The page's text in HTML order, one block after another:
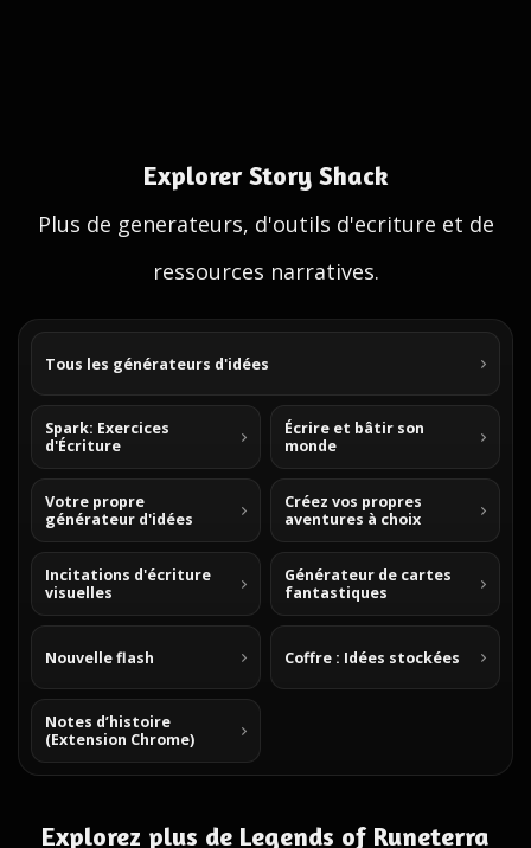
Explorer Story Shack
Plus de generateurs, d'outils d'ecriture et de
ressources narratives.
Tous les générateurs d'idées
Spark: Exercices
d'Écriture
Écrire et bâtir son
monde
Votre propre
générateur d'idées
Créez vos propres
aventures à choix
Incitations d'écriture
visuelles
Générateur de cartes
fantastiques
Nouvelle flash Coffre : Idées stockées
Notes d’histoire
(Extension Chrome)
Explorez plus de Legends of Runeterra